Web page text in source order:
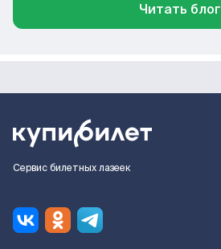
Читать блог
Сервис билетных лазеек